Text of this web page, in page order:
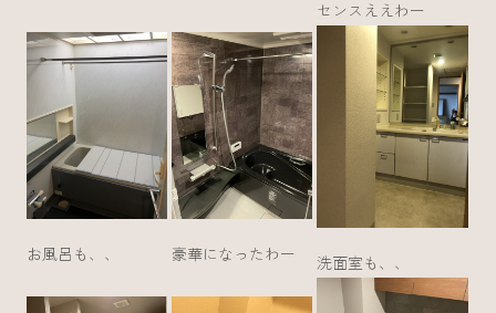
センスええわー
お風呂も、、 豪華になったわー 洗面室も、、